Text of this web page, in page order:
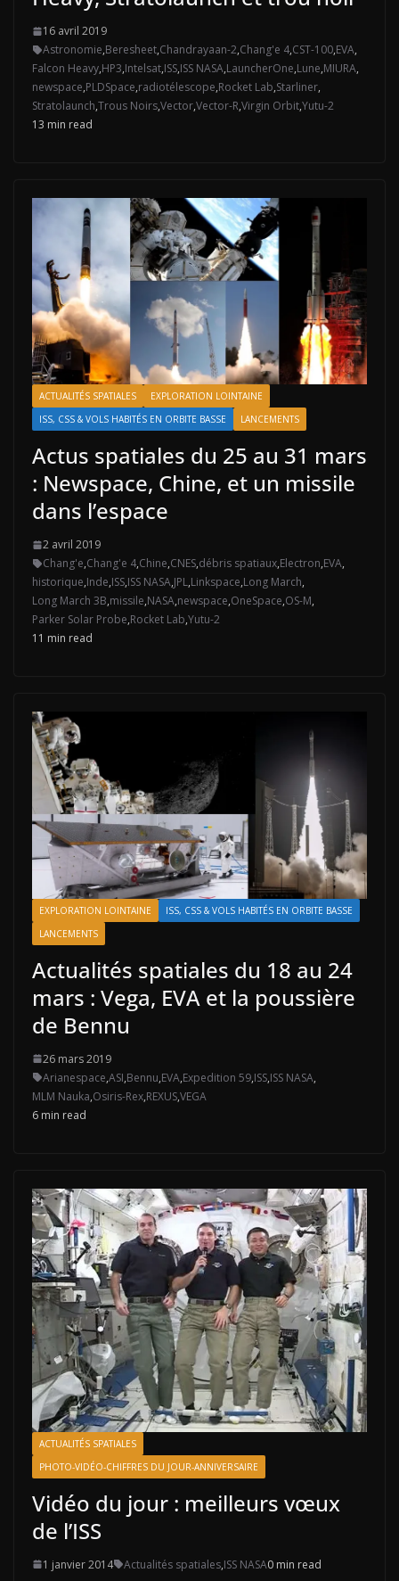
16 avril 2019
Astronomie,Beresheet,Chandrayaan-2,Chang'e 4,CST-100,EVA,
Falcon Heavy,HP3,Intelsat,ISS,ISS NASA,LauncherOne,Lune,MIURA,
newspace,PLDSpace,radiotélescope,Rocket Lab,Starliner,
Stratolaunch,Trous Noirs,Vector,Vector-R,Virgin Orbit,Yutu-2
13 min read
ACTUALITÉS SPATIALES
EXPLORATION LOINTAINE
ISS, CSS & VOLS HABITÉS EN ORBITE BASSE
LANCEMENTS
Actus spatiales du 25 au 31 mars
: Newspace, Chine, et un missile
dans l’espace
2 avril 2019
Chang'e,Chang'e 4,Chine,CNES,débris spatiaux,Electron,EVA,
historique,Inde,ISS,ISS NASA,JPL,Linkspace,Long March,
Long March 3B,missile,NASA,newspace,OneSpace,OS-M,
Parker Solar Probe,Rocket Lab,Yutu-2
11 min read
EXPLORATION LOINTAINE
ISS, CSS & VOLS HABITÉS EN ORBITE BASSE
LANCEMENTS
Actualités spatiales du 18 au 24
mars : Vega, EVA et la poussière
de Bennu
26 mars 2019
Arianespace,ASI,Bennu,EVA,Expedition 59,ISS,ISS NASA,
MLM Nauka,Osiris-Rex,REXUS,VEGA
6 min read
ACTUALITÉS SPATIALES
PHOTO-VIDÉO-CHIFFRES DU JOUR-ANNIVERSAIRE
Vidéo du jour : meilleurs vœux
de l’ISS
1 janvier 2014 Actualités spatiales,ISS NASA0 min read